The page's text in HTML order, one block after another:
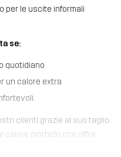
per le uscite informali
se:
quotidiano
un calore extra
clienti grazie al suo taglio
calore morbido che offre.